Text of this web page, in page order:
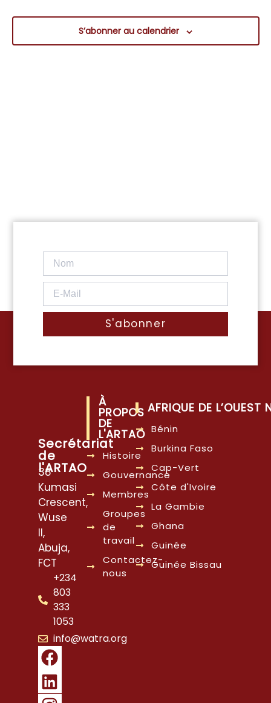
de
vues
S’abonner au calendrier
S'abonner
Secrétariat
de
l'ARTAO
38
Kumasi
Crescent,
Wuse
II,
Abuja,
FCT
+234
803
333
1053
info@watra.org
À
PROPOS
DE
L'ARTAO
Histoire
Gouvernance
Membres
Groupes
de
travail
Contactez-
nous
AFRIQUE DE L’OUEST
Bénin
Burkina Faso
Cap-Vert
Côte d'Ivoire
La Gambie
Ghana
Guinée
Guinée Bissau